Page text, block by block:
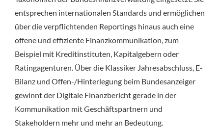
entsprechen internationalen Standards und ermöglichen
über die verpflichtenden Reportings hinaus auch eine
offene und effiziente Finanzkommunikation, zum
Beispiel mit Kreditinstituten, Kapitalgebern oder
Ratingagenturen. Über die Klassiker Jahresabschluss, E-
Bilanz und Offen-/Hinterlegung beim Bundesanzeiger
gewinnt der Digitale Finanzbericht gerade in der
Kommunikation mit Geschäftspartnern und
Stakeholdern mehr und mehr an Bedeutung.